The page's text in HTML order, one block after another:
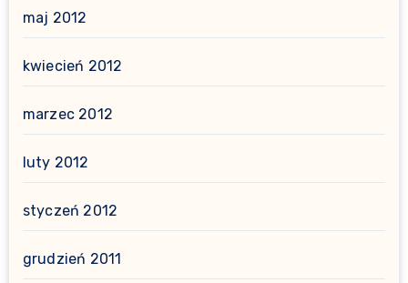
maj 2012
kwiecień 2012
marzec 2012
luty 2012
styczeń 2012
grudzień 2011